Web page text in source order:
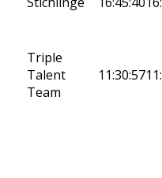
Triple
Talent
Team
11:30:57